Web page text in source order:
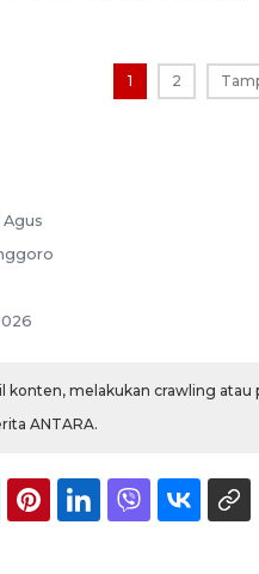
1 2
konten, melakukan crawling
ANTARA.